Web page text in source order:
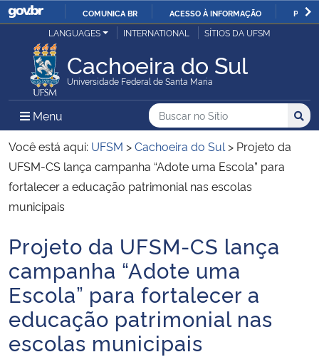
IR
O
COMUNICA BR ACESSO À INFORMAÇÃO
Ministério da Justiça e Segurança Pública
Ministério da Defesa
Ministério das Relações Exteriores
Ministério da Economia
Ministério da Infraestrutura
Ministério da Agricultura, Pecuária e Abastecimento
Ministério da Educação
Ministério da Cidadania
LANGUAGES INTERNATIONAL SÍTIOS DA UFSM
Cachoeira do Sul
Universidade Federal de Santa Maria
Menu Menu Principal do Sítio
Busca
Buscar no no Sítio
Busca:
Você está aqui: UFSM >Cachoeira do Sul > Projeto da
UFSM-CS lança campanha “Adote uma Escola” para
fortalecer a educação patrimonial nas escolas
municipais
Início do conteúdo
Projeto da UFSM-CS lança
campanha “Adote uma
Escola” para fortalecer a
educação patrimonial nas
escolas municipais